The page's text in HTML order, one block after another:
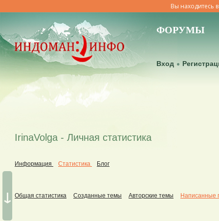
Вы находитесь
ФОРУМЫ
Вход
↓
IrinaVolga - Личная статистика
Информация Статистика Блог
Общая статистика Созданные темы Авторские темы Написанные